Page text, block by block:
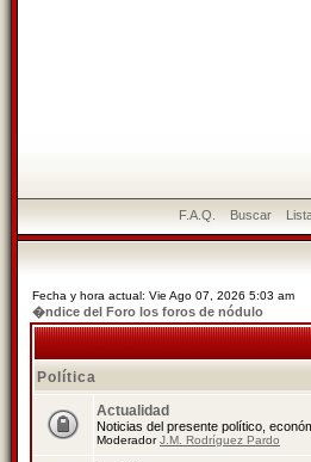
F.A.Q. Buscar
Fecha y hora actual: Vie Ago 07, 2026 5:03 am
�ndice del Foro los foros de nódulo
Política
Actualidad
Noticias del presente político,
ModeradorJ.M. Rodríguez Pardo